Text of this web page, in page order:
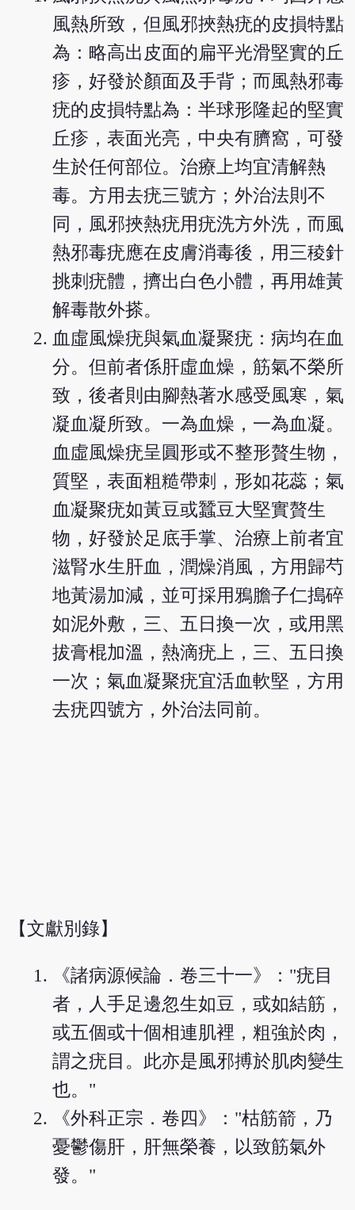
風熱所致，但風邪挾熱疣的皮損特點
為：略高出皮面的扁平光滑堅實的丘
疹，好發於顏面及手背；而風熱邪毒
疣的皮損特點為：半球形隆起的堅實
丘疹，表面光亮，中央有臍窩，可發
生於任何部位。治療上均宜清解熱
毒。方用去疣三號方；外治法則不
同，風邪挾熱疣用疣洗方外洗，而風
熱邪毒疣應在皮膚消毒後，用三稜針
挑刺疣體，擠出白色小體，再用雄黃
解毒散外搽。
血虛風燥疣與氣血凝聚疣：病均在血
分。但前者係肝虛血燥，筋氣不榮所
致，後者則由腳熱著水感受風寒，氣
凝血凝所致。一為血燥，一為血凝。
血虛風燥疣呈圓形或不整形贅生物，
質堅，表面粗糙帶刺，形如花蕊；氣
血凝聚疣如黃豆或蠶豆大堅實贅生
物，好發於足底手掌、治療上前者宜
滋腎水生肝血，潤燥消風，方用歸芍
地黃湯加減，並可採用鴉膽子仁搗碎
如泥外敷，三、五日換一次，或用黑
拔膏棍加溫，熱滴疣上，三、五日換
一次；氣血凝聚疣宜活血軟堅，方用
去疣四號方，外治法同前。
【文獻別錄】
《諸病源候論．卷三十一》："疣目
者，人手足邊忽生如豆，或如結筋，
或五個或十個相連肌裡，粗強於肉，
謂之疣目。此亦是風邪搏於肌肉變生
也。"
《外科正宗．卷四》："枯筋箭，乃
憂鬱傷肝，肝無榮養，以致筋氣外
發。"